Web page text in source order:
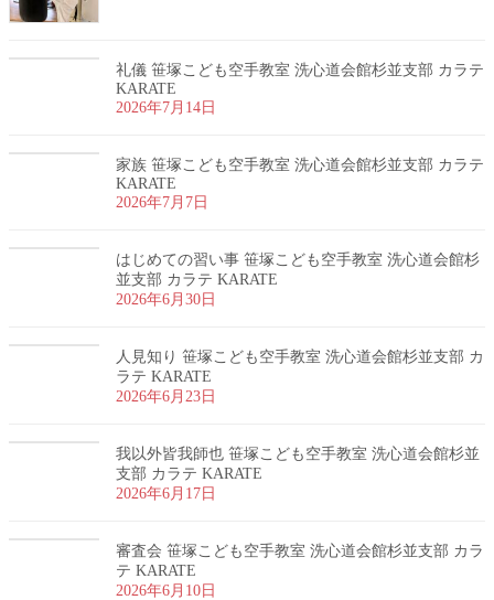
礼儀 笹塚こども空手教室 洗心道会館杉並支部 カラテ
KARATE
2026年7月14日
家族 笹塚こども空手教室 洗心道会館杉並支部 カラテ
KARATE
2026年7月7日
はじめての習い事 笹塚こども空手教室 洗心道会館杉
並支部 カラテ KARATE
2026年6月30日
人見知り 笹塚こども空手教室 洗心道会館杉並支部 カ
ラテ KARATE
2026年6月23日
我以外皆我師也 笹塚こども空手教室 洗心道会館杉並
支部 カラテ KARATE
2026年6月17日
審査会 笹塚こども空手教室 洗心道会館杉並支部 カラ
テ KARATE
2026年6月10日